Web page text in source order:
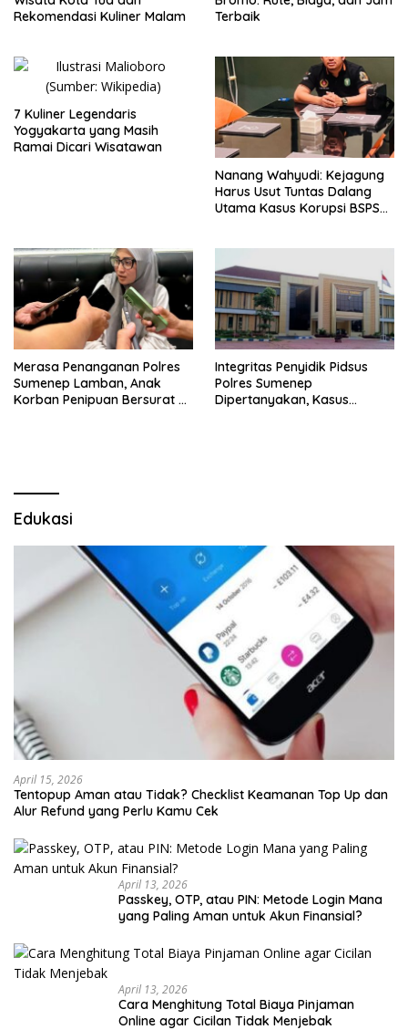
Rekomendasi Kuliner Malam
Terbaik
7 Kuliner Legendaris
Yogyakarta yang Masih
Ramai Dicari Wisatawan
Nanang Wahyudi: Kejagung
Harus Usut Tuntas Dalang
Utama Kasus Korupsi BSPS
Merasa Penanganan Polres
Sumenep Lamban, Anak
Korban Penipuan Bersurat ke
Integritas Penyidik Pidsus
Polres Sumenep
Dipertanyakan, Kasus
Edukasi
April 15, 2026
Tentopup Aman atau Tidak? Checklist Keamanan Top Up dan
Alur Refund yang Perlu Kamu Cek
April 13, 2026
Passkey, OTP, atau PIN: Metode Login Mana
yang Paling Aman untuk Akun Finansial?
April 13, 2026
Cara Menghitung Total Biaya Pinjaman
Online agar Cicilan Tidak Menjebak